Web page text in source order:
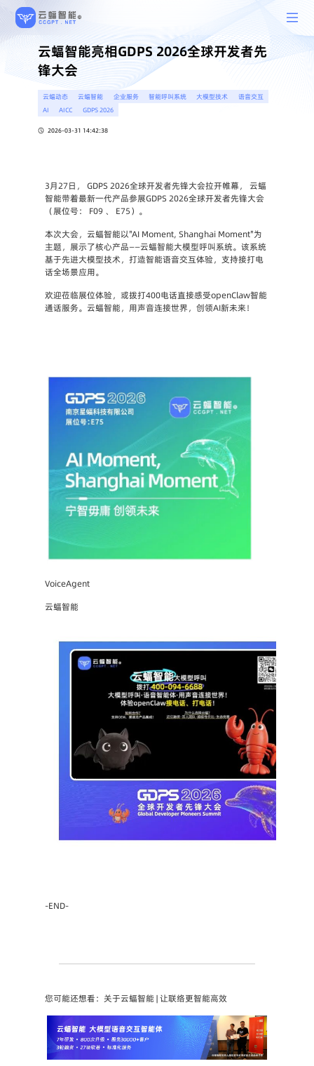
云蝠智能亮相GDPS 2026全球开发者先
锋大会
云蝠动态 云蝠智能 企业服务 智能呼叫系统 大模型技术
语音交互
AI
AICC GDPS 2026
2026-03-31 14:42:38
3月27日， GDPS 2026全球开发者先锋大会拉开帷幕， 云蝠
智能带着最新一代产品参展GDPS 2026全球开发者先锋大会
（展位号： F09 、 E75）。
本次大会，云蝠智能以"AI Moment, Shanghai Moment"为
主题，展示了核心产品——云蝠智能大模型呼叫系统。该系统
基于先进大模型技术，打造智能语音交互体验，支持接打电
话全场景应用。
欢迎莅临展位体验，或拨打400电话直接感受openClaw智能
通话服务。云蝠智能，用声音连接世界，创领AI新未来！
VoiceAgent
云蝠智能
-END-
您可能还想看：关于云蝠智能 | 让联络更智能高效